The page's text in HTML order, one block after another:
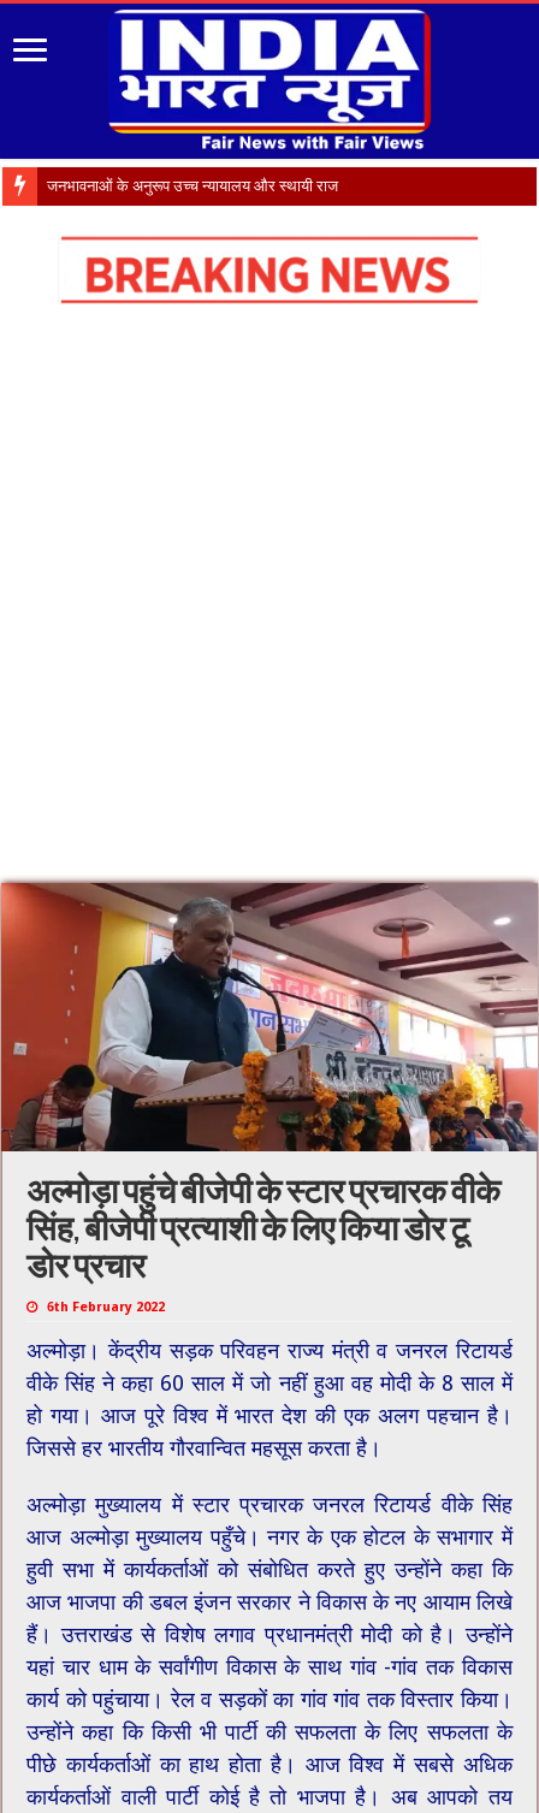
जनभावनाओं के अनुरूप उच्च न्यायालय और स्थायी राजधानी गैरसैंण में स्थापित
अल्मोड़ा पहुंचे बीजेपी के स्टार प्रचारक वीके
सिंह, बीजेपी प्रत्याशी के लिए किया डोर टू
डोर प्रचार
6th February 2022
अल्मोड़ा। केंद्रीय सड़क परिवहन राज्य मंत्री व जनरल रिटायर्ड
वीके सिंह ने कहा 60 साल में जो नहीं हुआ वह मोदी के 8 साल में
हो गया। आज पूरे विश्व में भारत देश की एक अलग पहचान है।
जिससे हर भारतीय गौरवान्वित महसूस करता है।
अल्मोड़ा मुख्यालय में स्टार प्रचारक जनरल रिटायर्ड वीके सिंह
आज अल्मोड़ा मुख्यालय पहुँचे। नगर के एक होटल के सभागार में
हुवी सभा में कार्यकर्ताओं को संबोधित करते हुए उन्होंने कहा कि
आज भाजपा की डबल इंजन सरकार ने विकास के नए आयाम लिखे
हैं। उत्तराखंड से विशेष लगाव प्रधानमंत्री मोदी को है। उन्होंने
यहां चार धाम के सर्वांगीण विकास के साथ गांव -गांव तक विकास
कार्य को पहुंचाया। रेल व सड़कों का गांव गांव तक विस्तार किया।
उन्होंने कहा कि किसी भी पार्टी की सफलता के लिए सफलता के
पीछे कार्यकर्ताओं का हाथ होता है। आज विश्व में सबसे अधिक
कार्यकर्ताओं वाली पार्टी कोई है तो भाजपा है। अब आपको तय